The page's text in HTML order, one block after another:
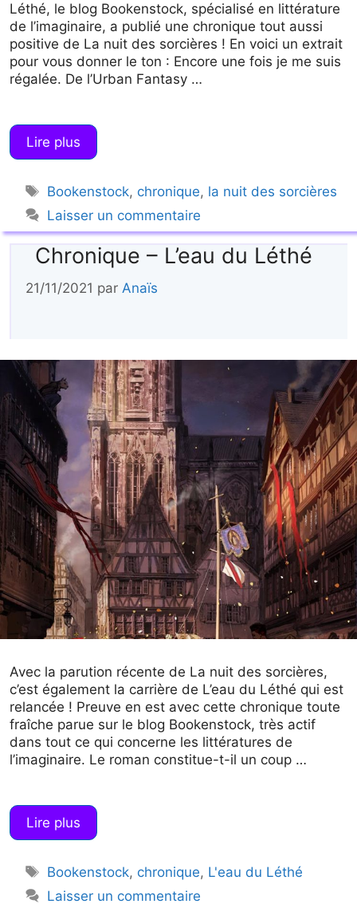
Léthé, le blog Bookenstock, spécialisé en littérature
de l’imaginaire, a publié une chronique tout aussi
positive de La nuit des sorcières ! En voici un extrait
pour vous donner le ton : Encore une fois je me suis
régalée. De l’Urban Fantasy …
Lire plus
Étiquettes
Bookenstock, chronique, la nuit des sorcières
Laisser un commentaire
Chronique – L’eau du Léthé
21/11/2021 par Anaïs
Avec la parution récente de La nuit des sorcières,
c’est également la carrière de L’eau du Léthé qui est
relancée ! Preuve en est avec cette chronique toute
fraîche parue sur le blog Bookenstock, très actif
dans tout ce qui concerne les littératures de
l’imaginaire. Le roman constitue-t-il un coup …
Lire plus
Étiquettes
Bookenstock, chronique, L'eau du Léthé
Laisser un commentaire